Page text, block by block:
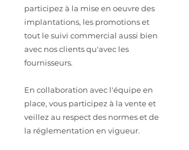
participez à la mise en oeuvre des
implantations, les promotions et
tout le suivi commercial aussi bien
avec nos clients qu'avec les
fournisseurs.
En collaboration avec l'équipe en
place, vous participez à la vente et
veillez au respect des normes et de
la réglementation en vigueur.